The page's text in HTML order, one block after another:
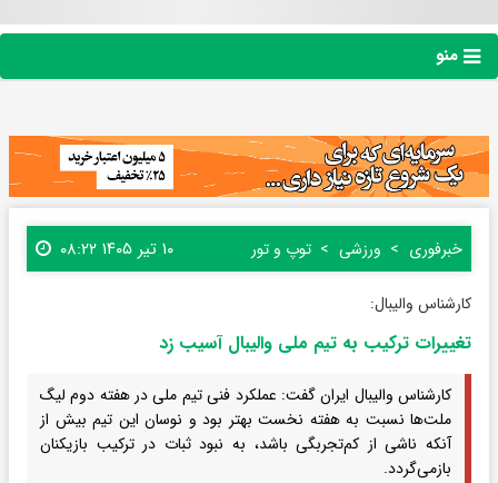
منو
خبرفوری ورزشی توپ و تور ۱۰ تیر ۱۴۰۵ ۰۸:۲۲
کارشناس والیبال:
تغییرات ترکیب به تیم ملی والیبال آسیب زد
کارشناس والیبال ایران گفت: عملکرد فنی تیم ملی در هفته دوم لیگ
ملت‌ها نسبت به هفته نخست بهتر بود و نوسان این تیم بیش از
آنکه ناشی از کم‌تجربگی باشد، به نبود ثبات در ترکیب بازیکنان
بازمی‌گردد.